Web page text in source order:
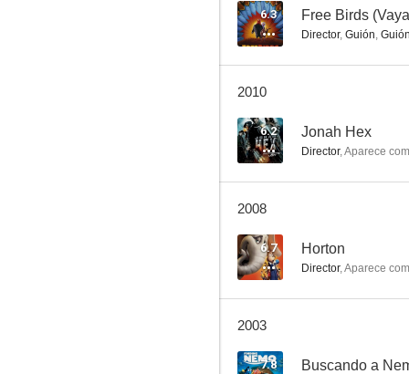
--
6.3 Free Birds
Director, Guión,
2010
6.2 Jonah Hex
Director,Aparece
2008
6.7 Horton
Director,Aparece
2003
7.8 Buscando a